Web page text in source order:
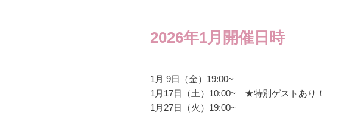
2026年1月開催日時
1月 9日（金）19:00~
1月17日（土）10:00~ ★特別ゲストあり！
1月27日（火）19:00~